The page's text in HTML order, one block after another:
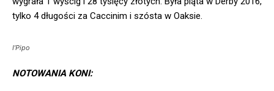
tylko 4 długości za Caccinim i szósta w Oaksie.
I’Pipo
NOTOWANIA KONI: